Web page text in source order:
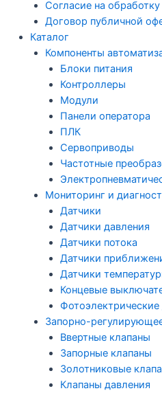
Согласие на
Договор публичной
Каталог
Компоненты
Блоки питания
Контроллеры
Модули
Панели оператора
ПЛК
Сервоприводы
Частотные
Мониторинг и
Датчики
Датчики давления
Датчики потока
Датчики
Датчики
Концевые
Фотоэлектрические
Запорно-
Ввертные клапаны
Запорные клапаны
Золотниковые
Клапаны давления